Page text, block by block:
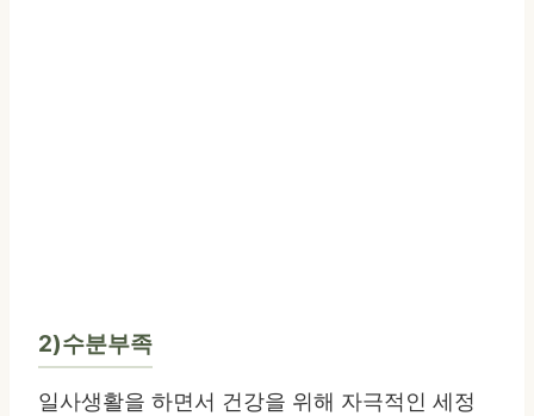
2)수분부족
일사생활을 하면서 건강을 위해 자극적인 세정